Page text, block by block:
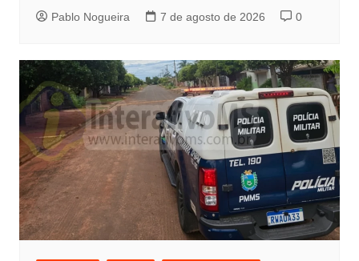
Pablo Nogueira 7 de agosto de 2026 0